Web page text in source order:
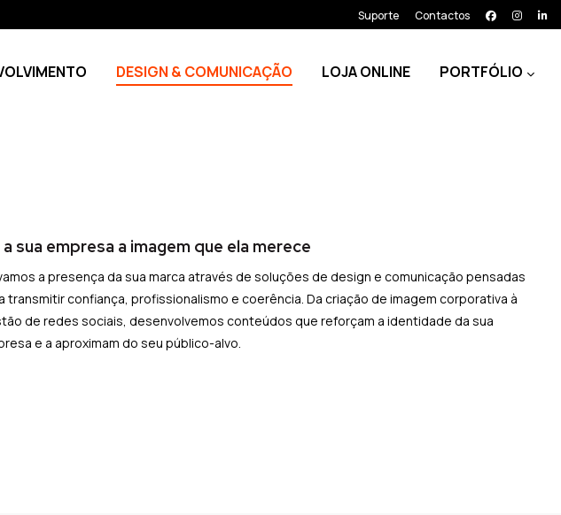
Suporte Contactos
DESIGN & COMUNICAÇÃO LOJA ONLINE PORTFÓLIO
a sua empresa a imagem que ela merece
a presença da sua marca através de soluções de design e comunicação pensadas
transmitir confiança, profissionalismo e coerência. Da criação de imagem corporativa à
de redes sociais, desenvolvemos conteúdos que reforçam a identidade da sua
e a aproximam do seu público-alvo.